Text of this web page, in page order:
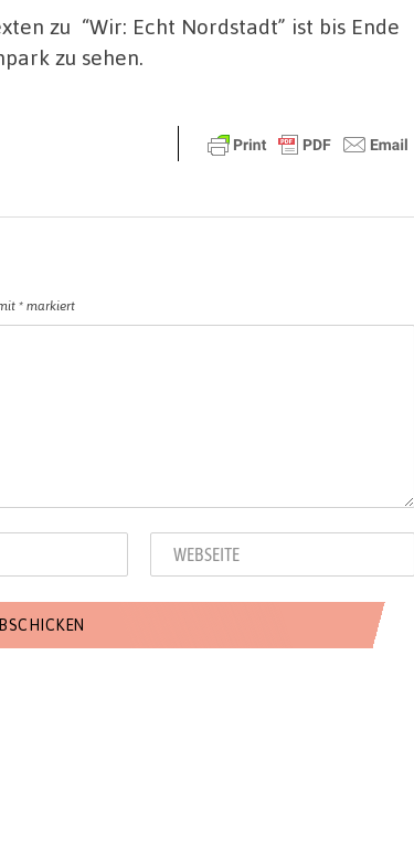
zu “Wir: Echt Nordstadt” ist bis Ende
zu sehen.
* markiert